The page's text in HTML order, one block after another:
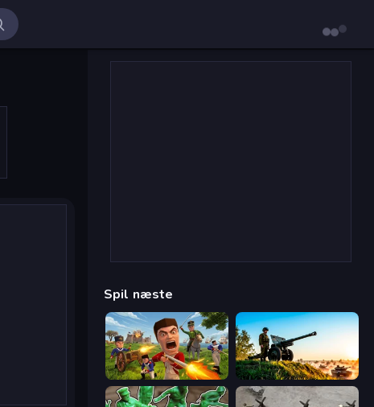
Spil næste
Redcoats.io Artillery Vs Tanks